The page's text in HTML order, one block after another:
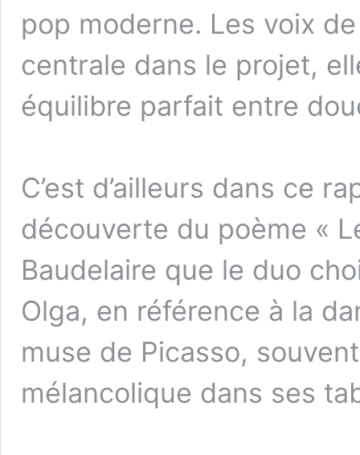
pop moderne. Les voix
centrale dans le projet,
équilibre parfait entre
C’est d’ailleurs dans ce
découverte du poème «
Baudelaire que le duo
Olga, en référence à la
muse de Picasso,
mélancolique dans ses